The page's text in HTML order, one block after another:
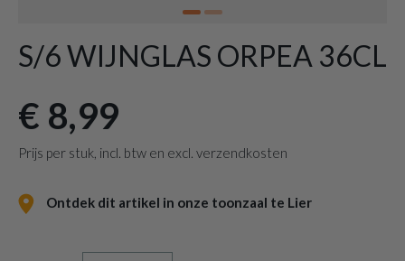
S/6 WIJNGLAS ORPEA 36CL
€ 8,99
Prijs per stuk, incl. btw en excl. verzendkosten
Ontdek dit artikel in onze toonzaal te Lier